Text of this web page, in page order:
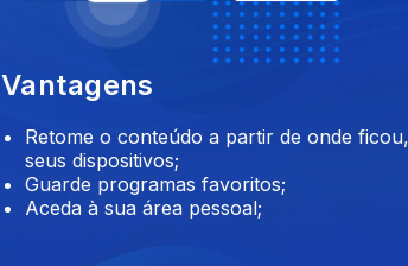
Tratar o Cancro por Tu
Vantagens
Retome o conteúdo a partir de onde
seus dispositivos;
Guarde programas favoritos;
Aceda à sua área pessoal;